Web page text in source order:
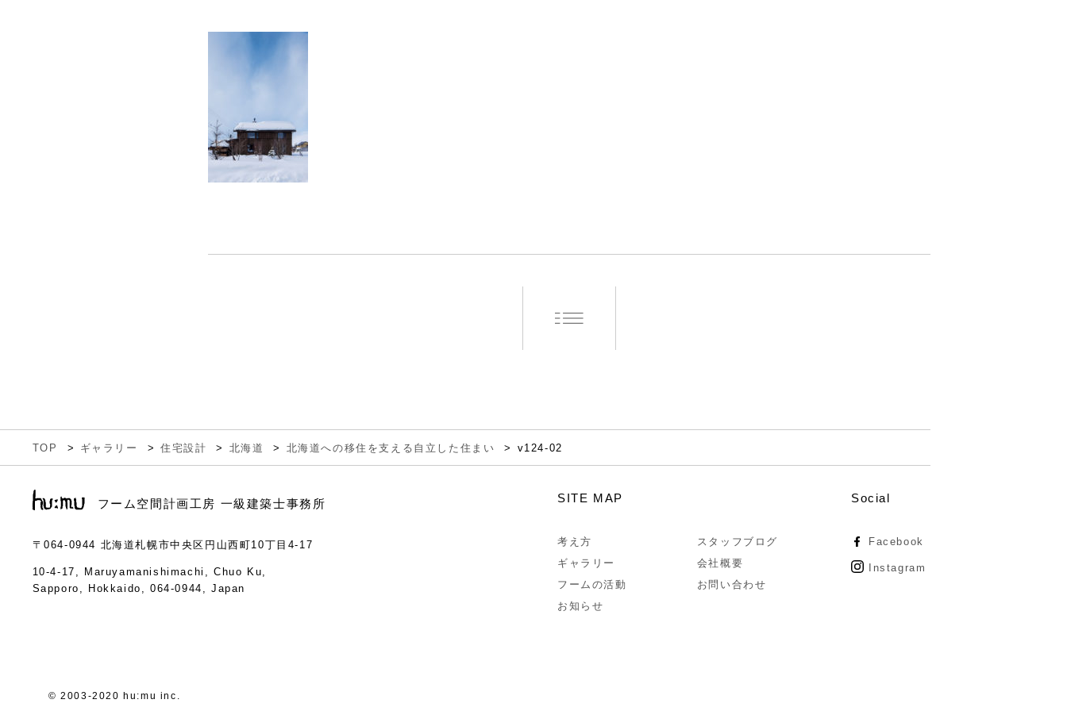
TOP ギャラリー 住宅設計 北海道 北海道への移住を支える自立した住まい v124-02
フーム空間計画工房 一級建築士事務所
〒064-0944 北海道札幌市中央区円山西町10丁目4-17
10-4-17, Maruyamanishimachi, Chuo Ku,
Sapporo, Hokkaido, 064-0944, Japan
SITE MAP
考え方
ギャラリー
フームの活動
お知らせ
スタッフブログ
会社概要
お問い合わせ
Social
Facebook
Instagram
© 2003-2020 hu:mu inc.